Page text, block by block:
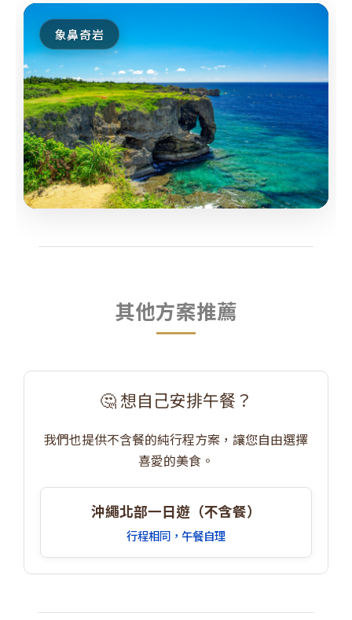
象鼻奇岩
其他方案推薦
🤔 想自己安排午餐？
我們也提供不含餐的純行程方案，讓您自由選擇
喜愛的美食。
沖繩北部一日遊（不含餐）
行程相同，午餐自理